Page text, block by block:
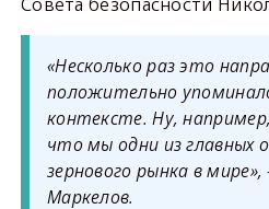
«Несколько раз это
положительно
контексте. Ну,
что мы одни из главных
зернового рынка в
Маркелов.